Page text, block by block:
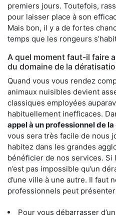
premiers jours. Toutefois,
pour laisser place à son
Mais bon, il y a de fortes
temps que les rongeurs
A quel moment faut-il faire
du domaine de la
Quand vous vous rendez
animaux nuisibles devient
classiques employées
habituellement inefficaces.
appel à un professionnel de
vous sera très facile de nous
habitez dans les grandes
bénéficier de nos services.
n’est pas impossible qu’un
d’une ville à une autre. Il faut
professionnels peut
Pour vous débarrasser